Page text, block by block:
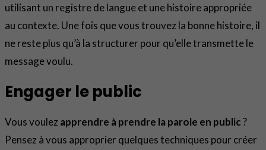
utilisant un registre de langue et une histoire appropriée
au contexte. Une fois que vous trouvez la bonne histoire, il
ne reste plus qu’à la structurer pour qu’elle transmette le
message voulu.
Engager le public
Vous voulez apprendre à prendre la parole en public?
Pensez à vous approprier quelques techniques pour créer